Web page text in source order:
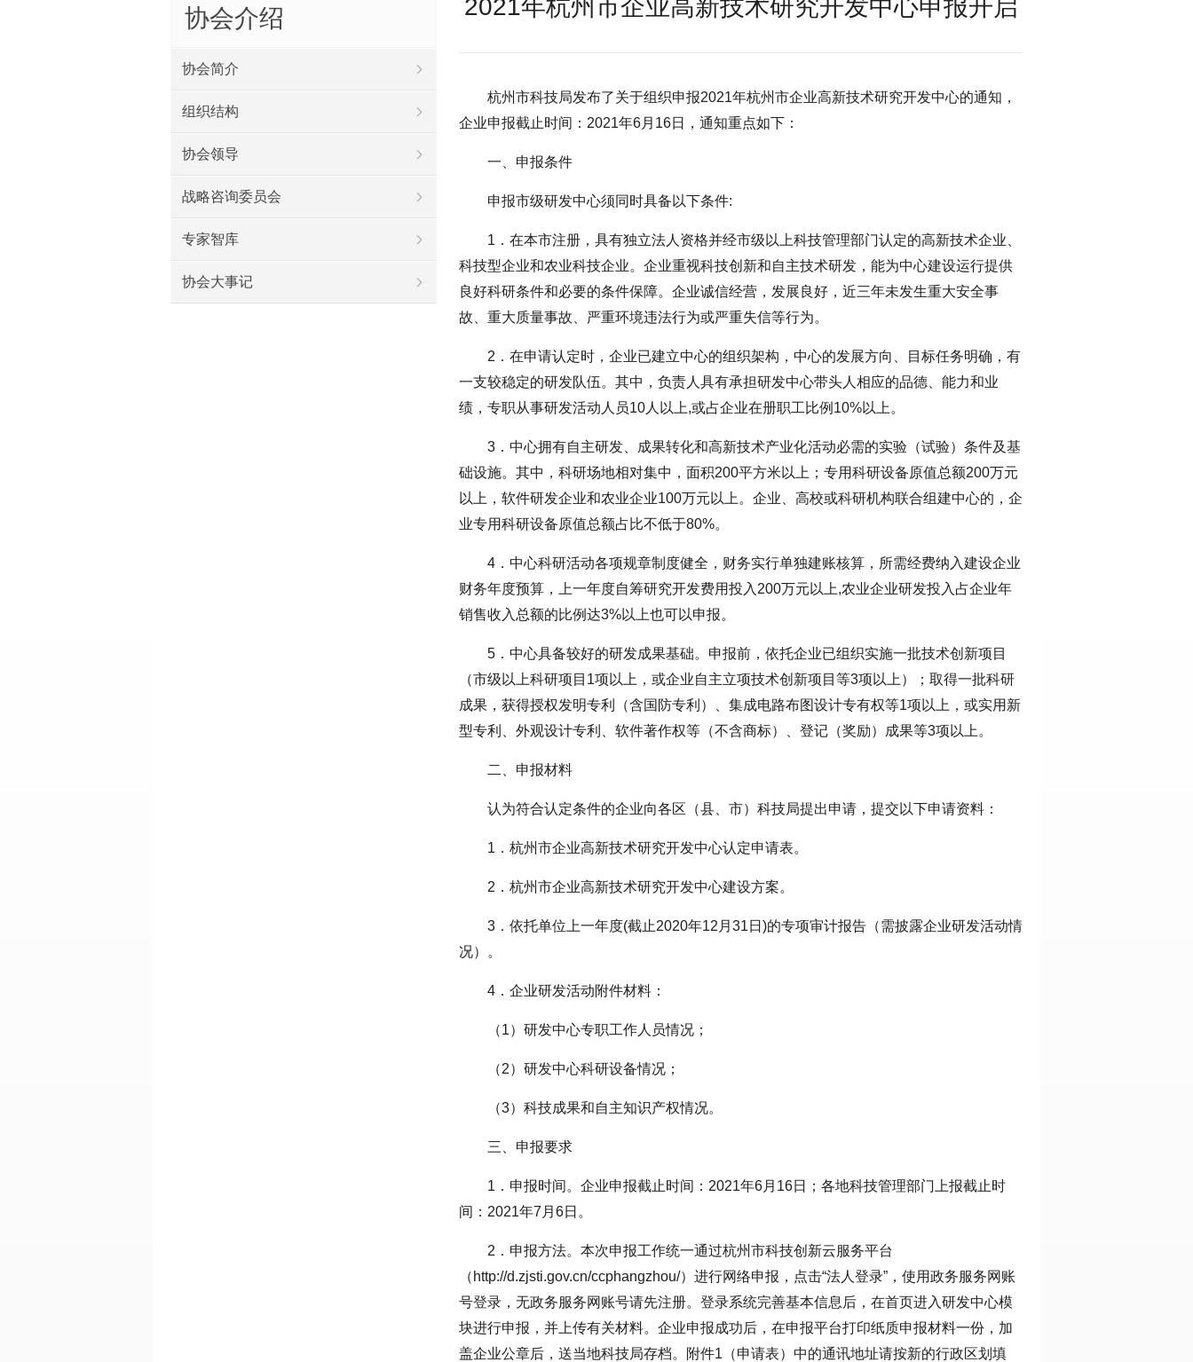
2021年杭州市企业高新技术研究开发中心申报开启
杭州市科技局发布了关于组织申报2021年杭州市企业高新技术研究开发中心的通知，
企业申报截止时间：2021年6月16日，通知重点如下：
一、申报条件
申报市级研发中心须同时具备以下条件:
1．在本市注册，具有独立法人资格并经市级以上科技管理部门认定的高新技术企业、
科技型企业和农业科技企业。企业重视科技创新和自主技术研发，能为中心建设运行提供
良好科研条件和必要的条件保障。企业诚信经营，发展良好，近三年未发生重大安全事
故、重大质量事故、严重环境违法行为或严重失信等行为。
2．在申请认定时，企业已建立中心的组织架构，中心的发展方向、目标任务明确，有
一支较稳定的研发队伍。其中，负责人具有承担研发中心带头人相应的品德、能力和业
绩，专职从事研发活动人员10人以上,或占企业在册职工比例10%以上。
3．中心拥有自主研发、成果转化和高新技术产业化活动必需的实验（试验）条件及基
础设施。其中，科研场地相对集中，面积200平方米以上；专用科研设备原值总额200万元
以上，软件研发企业和农业企业100万元以上。企业、高校或科研机构联合组建中心的，企
业专用科研设备原值总额占比不低于80%。
4．中心科研活动各项规章制度健全，财务实行单独建账核算，所需经费纳入建设企业
财务年度预算，上一年度自筹研究开发费用投入200万元以上,农业企业研发投入占企业年
销售收入总额的比例达3%以上也可以申报。
5．中心具备较好的研发成果基础。申报前，依托企业已组织实施一批技术创新项目
（市级以上科研项目1项以上，或企业自主立项技术创新项目等3项以上）；取得一批科研
成果，获得授权发明专利（含国防专利）、集成电路布图设计专有权等1项以上，或实用新
型专利、外观设计专利、软件著作权等（不含商标）、登记（奖励）成果等3项以上。
二、申报材料
认为符合认定条件的企业向各区（县、市）科技局提出申请，提交以下申请资料：
1．杭州市企业高新技术研究开发中心认定申请表。
2．杭州市企业高新技术研究开发中心建设方案。
3．依托单位上一年度(截止2020年12月31日)的专项审计报告（需披露企业研发活动情
况）。
4．企业研发活动附件材料：
（1）研发中心专职工作人员情况；
（2）研发中心科研设备情况；
（3）科技成果和自主知识产权情况。
三、申报要求
1．申报时间。企业申报截止时间：2021年6月16日；各地科技管理部门上报截止时
间：2021年7月6日。
2．申报方法。本次申报工作统一通过杭州市科技创新云服务平台
（http://d.zjsti.gov.cn/ccphangzhou/）进行网络申报，点击“法人登录”，使用政务服务网账
号登录，无政务服务网账号请先注册。登录系统完善基本信息后，在首页进入研发中心模
块进行申报，并上传有关材料。企业申报成功后，在申报平台打印纸质申报材料一份，加
盖企业公章后，送当地科技局存档。附件1（申请表）中的通讯地址请按新的行政区划填
协会介绍
协会简介
组织结构
协会领导
战略咨询委员会
专家智库
协会大事记